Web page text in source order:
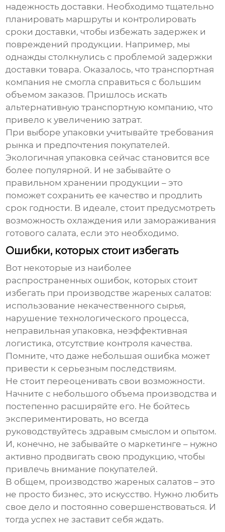
надежность доставки. Необходимо тщательно
планировать маршруты и контролировать
сроки доставки, чтобы избежать задержек и
повреждений продукции. Например, мы
однажды столкнулись с проблемой задержки
доставки товара. Оказалось, что транспортная
компания не смогла справиться с большим
объемом заказов. Пришлось искать
альтернативную транспортную компанию, что
привело к увеличению затрат.
При выборе упаковки учитывайте требования
рынка и предпочтения покупателей.
Экологичная упаковка сейчас становится все
более популярной. И не забывайте о
правильном хранении продукции – это
поможет сохранить ее качество и продлить
срок годности. В идеале, стоит предусмотреть
возможность охлаждения или замораживания
готового салата, если это необходимо.
Ошибки, которых стоит избегать
Вот некоторые из наиболее
распространенных ошибок, которых стоит
избегать при производстве жареных салатов:
использование некачественного сырья,
нарушение технологического процесса,
неправильная упаковка, неэффективная
логистика, отсутствие контроля качества.
Помните, что даже небольшая ошибка может
привести к серьезным последствиям.
Не стоит переоценивать свои возможности.
Начните с небольшого объема производства и
постепенно расширяйте его. Не бойтесь
экспериментировать, но всегда
руководствуйтесь здравым смыслом и опытом.
И, конечно, не забывайте о маркетинге – нужно
активно продвигать свою продукцию, чтобы
привлечь внимание покупателей.
В общем, производство жареных салатов – это
не просто бизнес, это искусство. Нужно любить
свое дело и постоянно совершенствоваться. И
тогда успех не заставит себя ждать.